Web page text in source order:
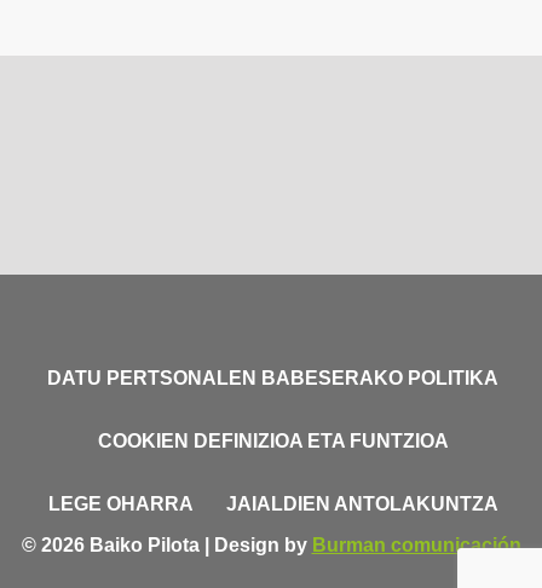
DATU PERTSONALEN BABESERAKO POLITIKA
COOKIEN DEFINIZIOA ETA FUNTZIOA
LEGE OHARRA
JAIALDIEN ANTOLAKUNTZA
© 2026 Baiko Pilota | Design by Burman comunicación